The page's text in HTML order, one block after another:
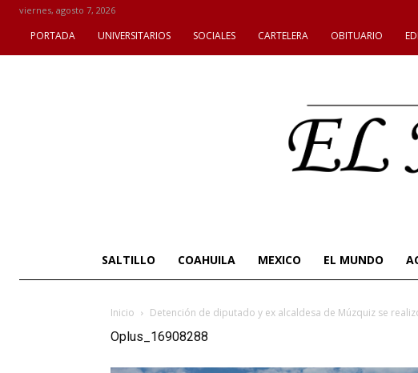
viernes, agosto 7, 2026
PORTADA UNIVERSITARIOS SOCIALES CARTELERA OBITUARIO
SALTILLO COAHUILA MEXICO EL MUNDO
Inicio Detención de diputado y ex alcaldesa de Múzquiz se
Oplus_16908288